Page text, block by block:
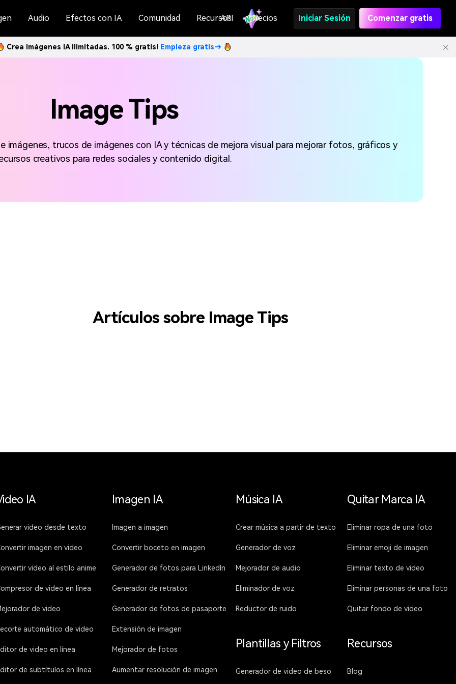
Audio Efectos con IA Comunidad Recursos
API Precios Iniciar Sesión Comenzar gratis
Crea imágenes IA ilimitadas. 100 % gratis! Empieza gratis→
Image Tips
imágenes, trucos de imágenes con IA y técnicas de mejora visual para mejorar fotos, gráficos y
creativos para redes sociales y contenido digital.
Artículos sobre Image Tips
IA
video desde texto
imagen en video
video al estilo anime
de video en línea
de video
automático de video
de video en línea
de subtítulos en línea
Imagen IA
Imagen a imagen
Convertir boceto en imagen
Generador de fotos para LinkedIn
Generador de retratos
Generador de fotos de pasaporte
Extensión de imagen
Mejorador de fotos
Aumentar resolución de imagen
Música IA
Crear música a partir de texto
Generador de voz
Mejorador de audio
Eliminador de voz
Reductor de ruido
Plantillas y Filtros
Generador de video de beso
Quitar Marca IA
Eliminar ropa de una foto
Eliminar emoji de imagen
Eliminar texto de video
Eliminar personas de una foto
Quitar fondo de video
Recursos
Blog